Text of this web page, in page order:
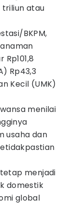
triliun atau
BKPM,
Rp43,3
Kecil (UMK)
menilai
usaha dan
menjadi
domestik
global